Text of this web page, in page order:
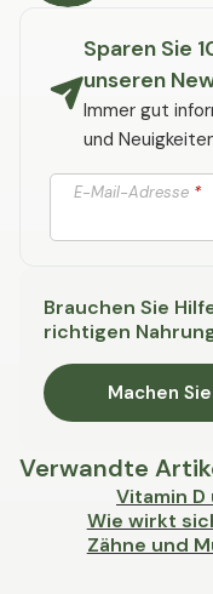
Sparen Sie
unseren
Immer gut
und
E-Mail-Adresse *
Brauchen Sie
richtigen
Machen
Verwandte
Vitamin D
Wie wirkt
Zähne und